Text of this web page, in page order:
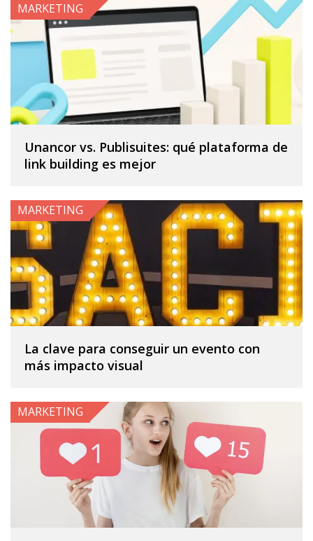
Unancor vs. Publisuites: qué plataforma de
link building es mejor
MARKETING
La clave para conseguir un evento con
más impacto visual
MARKETING
MARKETING